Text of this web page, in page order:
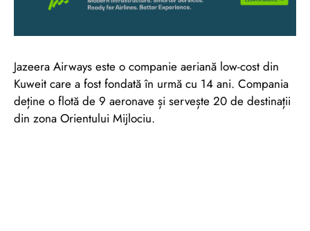
Jazeera Airways este o companie aeriană low-cost din
Kuweit care a fost fondată în urmă cu 14 ani. Compania
deține o flotă de 9 aeronave și servește 20 de destinații
din zona Orientului Mijlociu.